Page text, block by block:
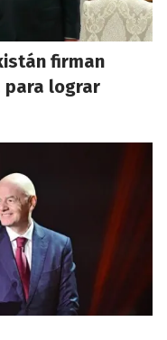
firman
para lograr